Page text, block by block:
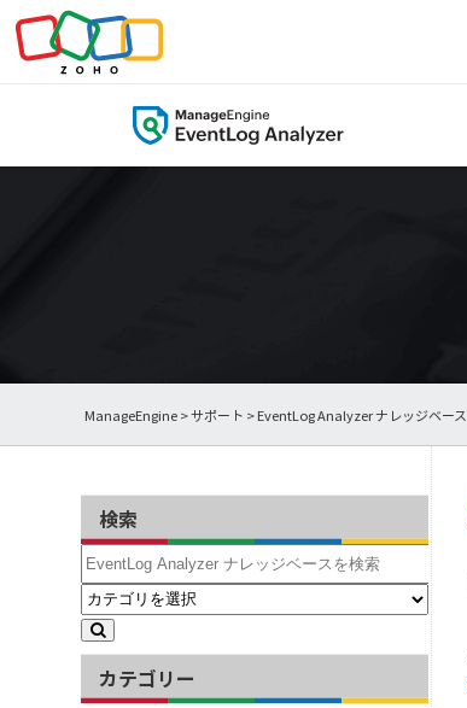
ManageEngine>サポート >EventLog Analyzer ナレッジベース
検索
カテゴリー